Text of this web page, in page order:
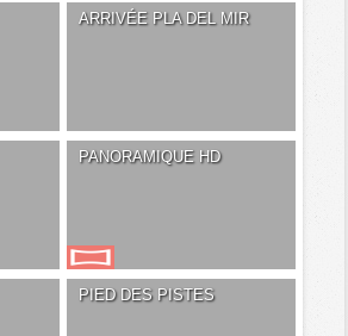
ARRIVÉE PLA DEL MIR
PANORAMIQUE HD
PIED DES PISTES